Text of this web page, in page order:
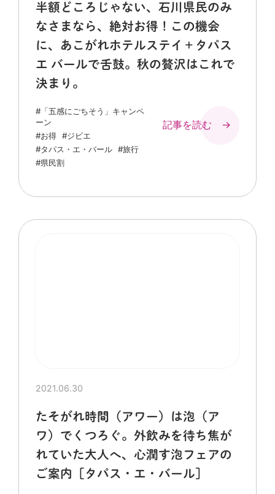
半額どころじゃない、石川県民のみ
なさまなら、絶対お得！この機会
に、あこがれホテルステイ＋タパス
エ バールで舌鼓。秋の贅沢はこれで
決まり。
#「五感にごちそう」キャンペ
ーン
#お得 #ジビエ
#タパス・エ・バール #旅行
#県民割
記事を読む →
2021.06.30
たそがれ時間（アワー）は泡（ア
ワ）でくつろぐ。外飲みを待ち焦が
れていた大人へ、心潤す泡フェアの
ご案内［タパス・エ・バール］